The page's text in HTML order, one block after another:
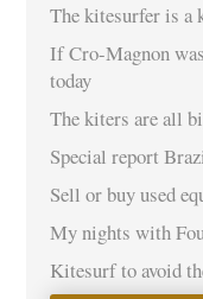
The kitesurfer is a
If Cro-Magnon
today
The kiters are all
Special report
Sell or buy used
My nights with
Kitesurf to avoid